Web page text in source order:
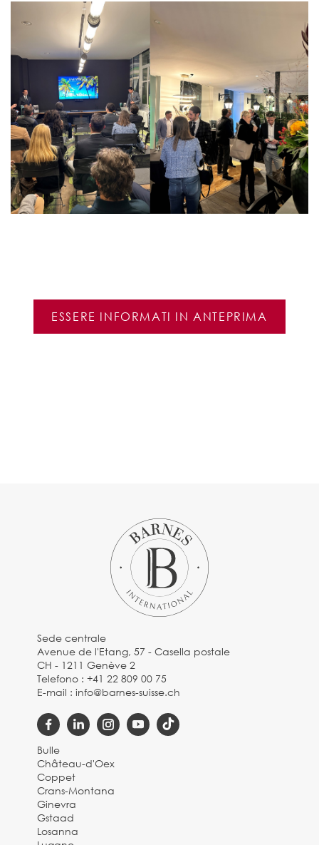
ESSERE INFORMATI IN ANTEPRIMA
Sede centrale
Avenue de l'Etang, 57 - Casella postale
CH - 1211 Genève 2
Telefono :+41 22 809 00 75
E-mail :info@barnes-suisse.ch
Bulle
Château-d'Oex
Coppet
Crans-Montana
Ginevra
Gstaad
Losanna